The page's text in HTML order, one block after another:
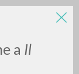
a Il